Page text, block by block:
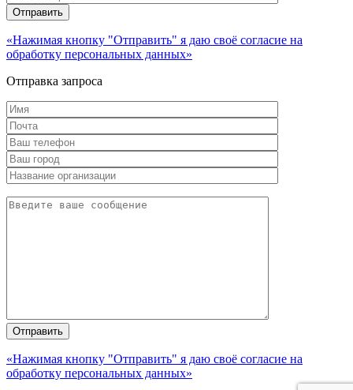
«Нажимая кнопку "Отправить" я даю своё согласие на
обработку персональных данных»
Отправка запроса
«Нажимая кнопку "Отправить" я даю своё согласие на
обработку персональных данных»